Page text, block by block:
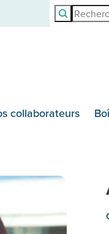
Recherche
collaborateurs